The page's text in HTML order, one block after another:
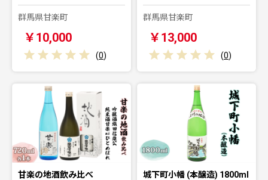
群馬県甘楽町
￥10,000
(0)
群馬県甘楽町
￥13,000
(0)
甘楽の地酒飲み比べ
城下町小幡 (本醸造) 1800ml